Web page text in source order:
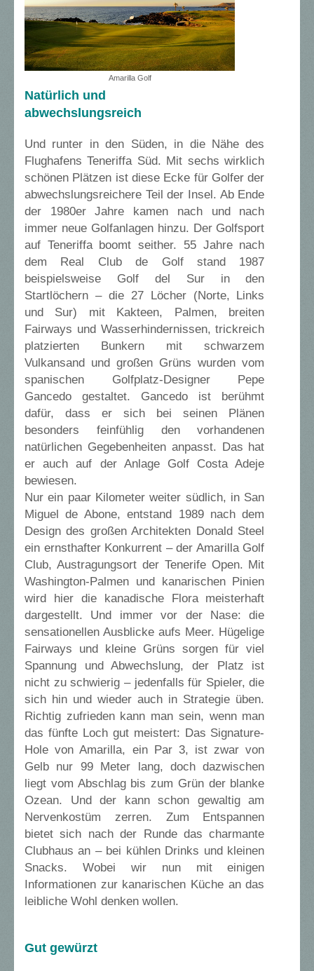
Amarilla Golf
Natürlich und
abwechslungsreich
Und runter in den Süden, in die Nähe des
Flughafens Teneriffa Süd. Mit sechs wirklich
schönen Plätzen ist diese Ecke für Golfer der
abwechslungsreichere Teil der Insel. Ab Ende
der 1980er Jahre kamen nach und nach
immer neue Golfanlagen hinzu. Der Golfsport
auf Teneriffa boomt seither. 55 Jahre nach
dem Real Club de Golf stand 1987
beispielsweise Golf del Sur in den
Startlöchern – die 27 Löcher (Norte, Links
und Sur) mit Kakteen, Palmen, breiten
Fairways und Wasserhindernissen, trickreich
platzierten Bunkern mit schwarzem
Vulkansand und großen Grüns wurden vom
spanischen Golfplatz-Designer Pepe
Gancedo gestaltet. Gancedo ist berühmt
dafür, dass er sich bei seinen Plänen
besonders feinfühlig den vorhandenen
natürlichen Gegebenheiten anpasst. Das hat
er auch auf der Anlage Golf Costa Adeje
bewiesen.
Nur ein paar Kilometer weiter südlich, in San
Miguel de Abone, entstand 1989 nach dem
Design des großen Architekten Donald Steel
ein ernsthafter Konkurrent – der Amarilla Golf
Club, Austragungsort der Tenerife Open. Mit
Washington-Palmen und kanarischen Pinien
wird hier die kanadische Flora meisterhaft
dargestellt. Und immer vor der Nase: die
sensationellen Ausblicke aufs Meer. Hügelige
Fairways und kleine Grüns sorgen für viel
Spannung und Abwechslung, der Platz ist
nicht zu schwierig –­ jedenfalls für Spieler, die
sich hin und wieder auch in Strategie üben.
Richtig zufrieden kann man sein, wenn man
das fünfte Loch gut meistert: Das Signature-
Hole von Amarilla, ein Par 3, ist zwar von
Gelb nur 99 Meter lang, doch dazwischen
liegt vom Abschlag bis zum Grün der blanke
Ozean. Und der kann schon gewaltig am
Nervenkostüm zerren. Zum Entspannen
bietet sich nach der Runde das charmante
Clubhaus an –­ bei kühlen Drinks und kleinen
Snacks. Wobei wir nun mit einigen
Informationen zur kanarischen Küche an das
leibliche Wohl denken wollen.
Gut gewürzt